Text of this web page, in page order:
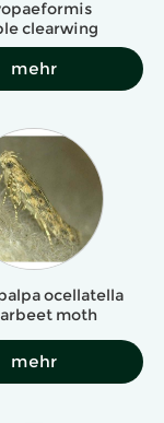
clearwing
mehr
ocellatella
moth
mehr